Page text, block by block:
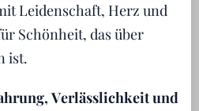
Leidenschaft, Herz und
Schönheit, das über
ist.
Verlässlichkeit und